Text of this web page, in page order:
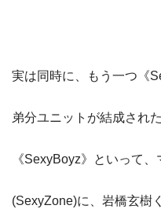
実は同時に、もう一つ《
弟分ユニットが結成され
《SexyBoyz》といって
(SexyZone)に、岩橋玄樹